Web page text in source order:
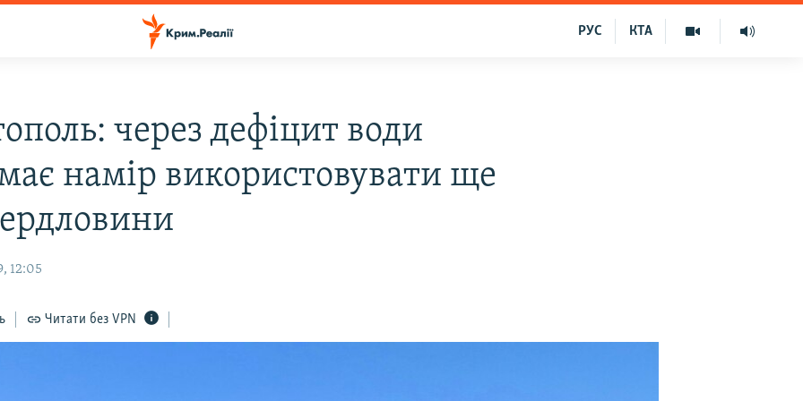
КТА
РУС
через дефіцит води
намір використовувати ще
12:05
Читати без VPN